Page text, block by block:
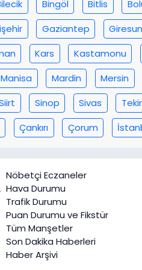
Bingöl Bitlis
Gaziantep Giresun
Kars Kastamonu
Manisa Mardin Mersin
Sinop Sivas
Çankırı Çorum
Nöbetçi Eczaneler
Hava Durumu
Trafik Durumu
Puan Durumu ve Fikstür
Tüm Manşetler
Son Dakika Haberleri
Haber Arşivi